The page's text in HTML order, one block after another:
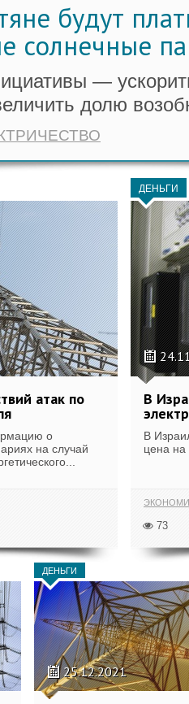
будут
солнечные
—
долю
атак по
о
на случай
ДЕНЬГИ
В
В
цена на
73
ДЕНЬГИ
25.12.2021